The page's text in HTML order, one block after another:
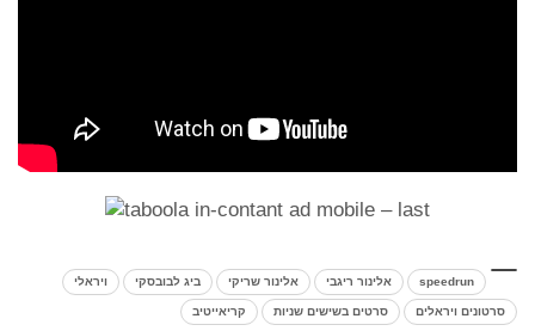
speedrun אלינור ריגבי אלינור שריקי ביג לבובסקי ויראלי
סרטונים ויראלים סרטים בשישים שניות קריאייטיב